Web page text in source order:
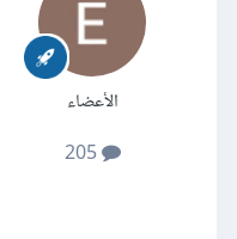
الأعضاء
205